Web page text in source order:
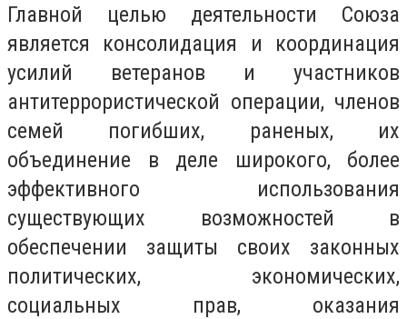
Главной целью деятельности Союза
является консолидация и координация
усилий ветеранов и участников
антитеррористической операции, членов
семей погибших, раненых, их
объединение в деле широкого, более
эффективного использования
существующих возможностей в
обеспечении защиты своих законных
политических, экономических,
социальных прав, оказания